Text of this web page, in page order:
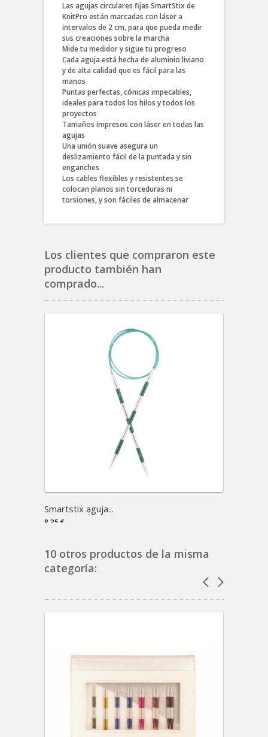
Las agujas circulares fijas SmartStix de
KnitPro están marcadas con láser a
intervalos de 2 cm, para que pueda medir
sus creaciones sobre la marcha
Mide tu medidor y sigue tu progreso
Cada aguja está hecha de aluminio liviano
y de alta calidad que es fácil para las
manos
Puntas perfectas, cónicas impecables,
ideales para todos los hilos y todos los
proyectos
Tamaños impresos con láser en todas las
agujas
Una unión suave asegura un
deslizamiento fácil de la puntada y sin
enganches
Los cables flexibles y resistentes se
colocan planos sin torceduras ni
torsiones, y son fáciles de almacenar
Los clientes que compraron este
producto también han
comprado...
Smartstix aguja...
8,35 €
10 otros productos de la misma
categoría: